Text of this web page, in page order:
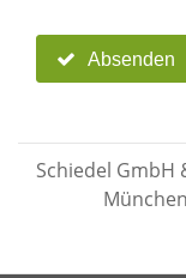
Absenden
Schiedel GmbH
München